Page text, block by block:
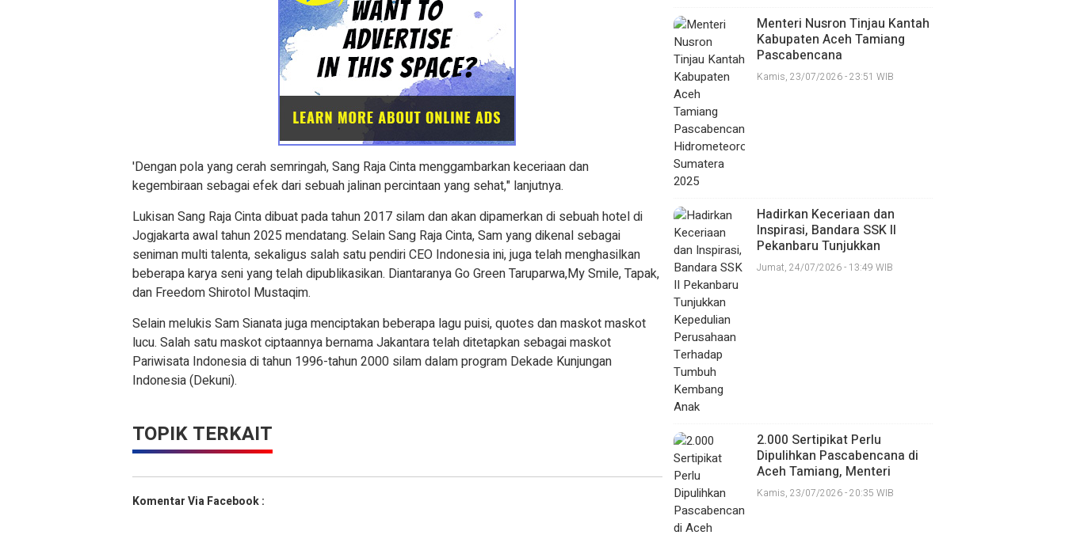
'Dengan pola yang cerah semringah, Sang Raja Cinta menggambarkan keceriaan dan
kegembiraan sebagai efek dari sebuah jalinan percintaan yang sehat," lanjutnya.
Lukisan Sang Raja Cinta dibuat pada tahun 2017 silam dan akan dipamerkan di sebuah hotel di
Jogjakarta awal tahun 2025 mendatang. Selain Sang Raja Cinta, Sam yang dikenal sebagai
seniman multi talenta, sekaligus salah satu pendiri CEO Indonesia ini, juga telah menghasilkan
beberapa karya seni yang telah dipublikasikan. Diantaranya Go Green Taruparwa,My Smile, Tapak,
dan Freedom Shirotol Mustaqim.
Selain melukis Sam Sianata juga menciptakan beberapa lagu puisi, quotes dan maskot maskot
lucu. Salah satu maskot ciptaannya bernama Jakantara telah ditetapkan sebagai maskot
Pariwisata Indonesia di tahun 1996-tahun 2000 silam dalam program Dekade Kunjungan
Indonesia (Dekuni).
TOPIK TERKAIT
Komentar Via Facebook :
Menteri Nusron Tinjau Kantah
Kabupaten Aceh Tamiang
Pascabencana
Hidrometeorologi Sumatera
Kamis, 23/07/2026 - 23:51 WIB
Hadirkan Keceriaan dan
Inspirasi, Bandara SSK II
Pekanbaru Tunjukkan
Kepedulian Perusahaan
Terhadap Tumbuh Kembang
Jumat, 24/07/2026 - 13:49 WIB
2.000 Sertipikat Perlu
Dipulihkan Pascabencana di
Aceh Tamiang, Menteri
Nusron Targetkan Selesai
pada Akhir Desember
Kamis, 23/07/2026 - 20:35 WIB